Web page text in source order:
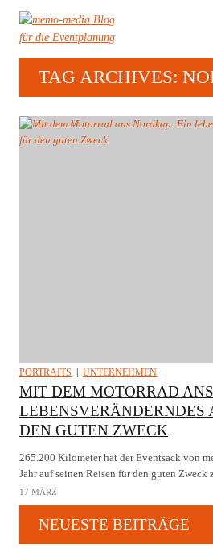
TAG ARCHIVES:
PORTRAITS UNTERNEHMEN
MIT DEM MOTORRAD
LEBENSVERÄNDERNDES
DEN GUTEN ZWECK
265.200 Kilometer hat der Eventsack von
Jahr auf seinen Reisen für den guten Zweck
17 MÄRZ
NEUESTE BEITRÄGE